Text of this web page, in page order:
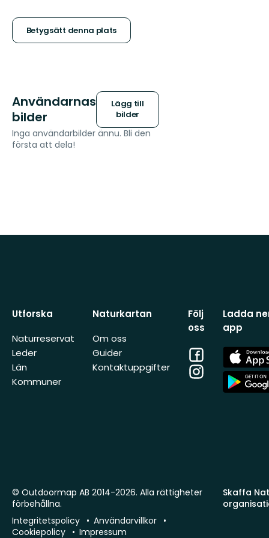
stjärnor
Betygsätt denna plats
Användarnas
bilder
Lägg till
bilder
Inga användarbilder ännu. Bli den
första att dela!
Utforska
Naturreservat
Leder
Län
Kommuner
Naturkartan
Om oss
Guider
Kontaktuppgifter
Följ
oss
Facebook
Instagram
Ladda
app
App
Store
App
Store
Skaffa
© Outdoormap AB 2014-2026. Alla rättigheter
förbehållna.
Integritetspolicy
Användarvillkor
Cookiepolicy
Impressum